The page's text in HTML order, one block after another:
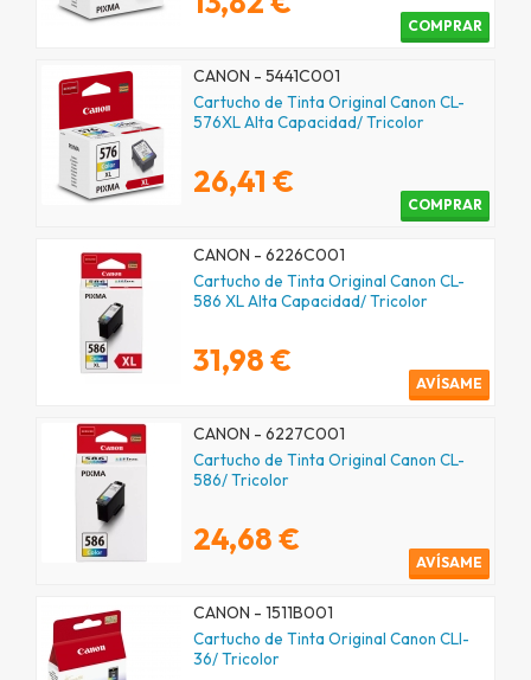
COMPRAR
CANON - 5441C001
Cartucho de Tinta Original Canon CL-
576XL Alta Capacidad/ Tricolor
26,41 €
COMPRAR
CANON - 6226C001
Cartucho de Tinta Original Canon CL-
586 XL Alta Capacidad/ Tricolor
31,98 €
AVÍSAME
CANON - 6227C001
Cartucho de Tinta Original Canon CL-
586/ Tricolor
24,68 €
AVÍSAME
CANON - 1511B001
Cartucho de Tinta Original Canon CLI-
36/ Tricolor